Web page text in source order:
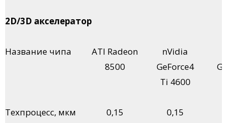
2D/3D акселератор
Название чипа
ATI Radeon
8500
nVidia
GeForce4
Ti 4600
Техпроцесс, мкм 0,15 0,15